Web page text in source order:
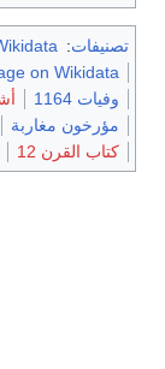
تصنيفات:
on Wikidata
وفيات 1164
مؤرخون مغاربة
كتاب القرن 12